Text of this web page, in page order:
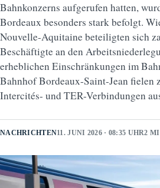
Bahnkonzerns aufgerufen hatten,
Bordeaux besonders stark befolgt.
Nouvelle-Aquitaine beteiligten sich
Beschäftigte an den
erheblichen Einschränkungen im
Bahnhof Bordeaux-Saint-Jean fielen
Intercités- und TER-Verbindungen
NACHRICHTEN11. JUNI 2026 · 08:35 UHR2